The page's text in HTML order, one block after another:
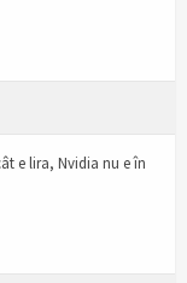
e lira, Nvidia nu e în